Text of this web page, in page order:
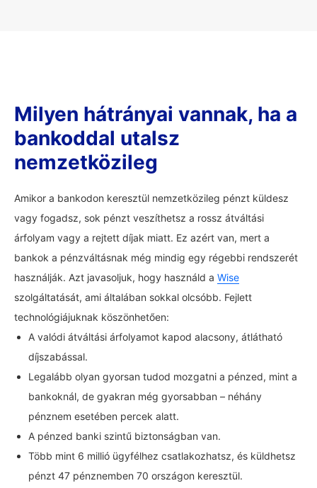
Milyen hátrányai vannak, ha a
bankoddal utalsz
nemzetközileg
Amikor a bankodon keresztül nemzetközileg pénzt küldesz
vagy fogadsz, sok pénzt veszíthetsz a rossz átváltási
árfolyam vagy a rejtett díjak miatt. Ez azért van, mert a
bankok a pénzváltásnak még mindig egy régebbi rendszerét
használják. Azt javasoljuk, hogy használd a Wise
szolgáltatását, ami általában sokkal olcsóbb. Fejlett
technológiájuknak köszönhetően:
A valódi átváltási árfolyamot kapod alacsony, átlátható
díjszabással.
Legalább olyan gyorsan tudod mozgatni a pénzed, mint a
bankoknál, de gyakran még gyorsabban – néhány
pénznem esetében percek alatt.
A pénzed banki szintű biztonságban van.
Több mint 6 millió ügyfélhez csatlakozhatsz, és küldhetsz
pénzt 47 pénznemben 70 országon keresztül.